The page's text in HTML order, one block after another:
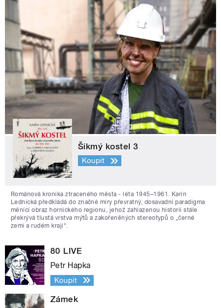
Šikmý kostel 3
Koupit
Románová kronika ztraceného města - léta 1945–1961. Karin
Lednická předkládá do značné míry převratný, dosavadní paradigma
měnící obraz hornického regionu, jehož zahlazenou historii stále
překrývá tlustá vrstva mýtů a zakořeněných stereotypů o „černé
zemi a rudém kraji“.
80 LIVE
Petr Hapka
Koupit
Zámek